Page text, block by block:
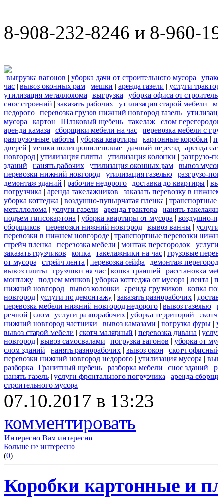
8-908-232-8246 и 8-960-
выгрузка вагонов | уборка дачи от строительного мусора |
час | вывоз оконных рам | мешки | аренда газели | услуги
утилизация металлолома | выгрузка | уборка офиса от
снос строений | заказать рабочих | утилизация старой мебели |
недорого | перевозка грузов нижний новгород газель |
мусора | картон | Шлаковый щебень | такелаж | слом
аренда камаза | сборщики мебели на час | перевозка мебели с
разгрузочные работы | уборка квартиры | картонные коробки |
дверей | мешки полипропиленовые | дачный переезд | аренда
новгород | утилизация плиты | утилизация колонки | разгрузо-
зданий | нанять рабочих | утилизация оконных рам | вывоз
перевозки нижний новгород | утилизация газелью | разгрузо-
демонтаж зданий | рабочие недорого | доставка до квартиры |
погрузчика | аренда такелажников | заказать перевозку в
уборка коттеджа | воздушно-пупырчатая пленка | транспортные
металлолома | услуги газели | аренда трактора | нанять
подъем гипсокартона | уборка квартиры от мусора | воздушно-
сборщиков | перевозки нижний новгород | вывоз ванны |
перевозки в нижнем новгороде | транспортные перевозки
стрейч пленка | перевозка мебели | монтаж перегородок |
заказать грузчиков | копка | такелажники на час | грузовые
от мусора | стрейч лента | перевозка сейфа | демонтаж
вывоз плиты | грузчики на час | копка траншей | расстановка
монтажу | подъем мешков | уборка коттеджа от мусора | лента |
нижний новгород | вывоз колонки | аренда грузчиков | копка
новгород | услуги по демонтажу | заказать разнорабочих |
перевозка мебели нижний новгород недорого | вывоз газелью |
речной | слом | услуги разнорабочих | уборка территорий | скотч
нижний новгород частники | вывоз камазами | погрузка фуры |
вывоз старой мебели | скотч малярный | перевозка дивана |
новгород | вывоз самосвалами | погрузка вагонов | уборка от
слом зданий | нанять разнорабочих | вывоз окон | скотч
перевозки нижний новгород недорого | утилизация мусора |
разборка | Гранитный щебень | разборка мебели | снос зданий |
нанять газель | услуги фронтального погрузчика | аренда
строительного мусора
07.10.2017 в 13:23
комментировать
Интересно Вам интересно
Больше не интересно
(0)
Коробки картонные и